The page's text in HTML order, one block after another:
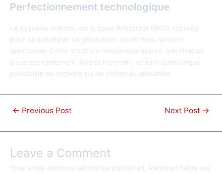
Perfectionnement technologique
Le système marche sur la base Aristocrat MKVI, réputée
pour sa solidité et sa génération de chiffres random
approuvée. Cette structure mécanique assure que chacun
issue est réellement libre et incertain, retirant quelconque
possibilité de tricherie ou de schémas utilisables.
← Previous Post Next Post →
Leave a Comment
Your email address will not be published.
Required fields are